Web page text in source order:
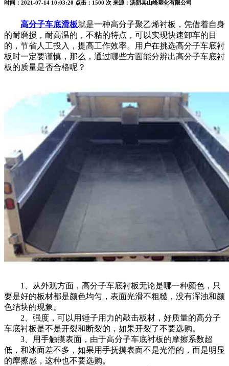
时间：2021-07-14 10:03:20 点击：1500 次 来源：汤阴县山峰塑化有限公司
高分子车底滑板就是一种高分子聚乙烯衬板，凭借着自身
的耐磨损，耐高温的，不粘的特点，可以实现快速卸车的目
的，节省人工投入，提高工作效率。用户在挑选高分子车底衬
板时一定要谨慎，那么，通过哪些方面能分辨出高分子车底衬
板的质量是否合格呢？
1、从外观方面，高分子车底衬板无论是哪一种颜色，只
要是好的板材都是颜色均匀，表面光滑不粗糙，没有浑浊和颜
色结块的现象。
2、强度，可以用锤子用力的敲击板材，好质量的高分子
车底衬板是不是开裂和断裂的，如果开裂了不要选购。
3、用手触摸表面，由于高分子车底衬板的摩擦系数超
低，和冰面差不多，如果用手抚摸表面不是光滑的，而是明显
的摩擦感，这种也不要选购。